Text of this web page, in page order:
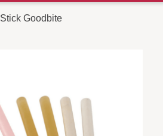
Stick Goodbite